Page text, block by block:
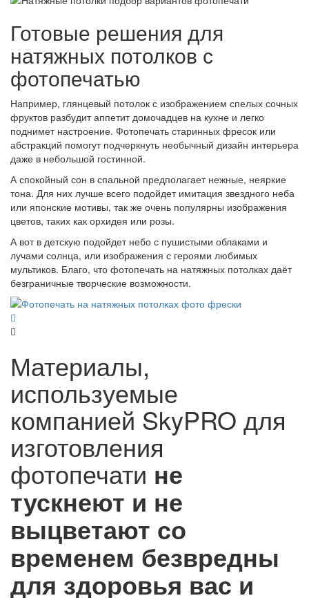
Готовые решения для
натяжных потолков с
фотопечатью
Например, глянцевый потолок с изображением спелых сочных
фруктов разбудит аппетит домочадцев на кухне и легко
поднимет настроение. Фотопечать старинных фресок или
абстракций помогут подчеркнуть необычный дизайн интерьера
даже в небольшой гостинной.
А спокойный сон в спальной предполагает нежные, неяркие
тона. Для них лучше всего подойдет имитация звездного неба
или японские мотивы, так же очень популярны изображения
цветов, таких как орхидея или розы.
А вот в детскую подойдет небо с пушистыми облаками и
лучами солнца, или изображения с героями любимых
мультиков. Благо, что фотопечать на натяжных потолках даёт
безграничные творческие возможности.
Материалы,
используемые
компанией SkyPRO для
изготовления
фотопечати не
тускнеют и не
выцветают со
временем безвредны
для здоровья вас и